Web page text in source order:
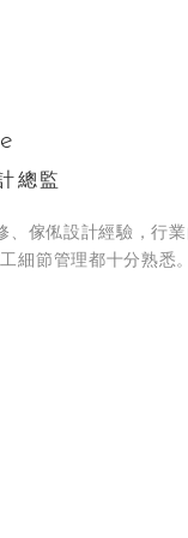
總監
、傢俬設計經驗，行
細節管理都十分熟悉。